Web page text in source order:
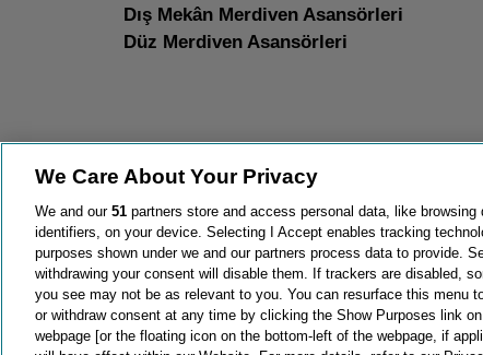
Dış Mekân Merdiven Asansörleri
Düz Merdiven Asansörleri
Koşullar ve Gizlilik Çerez Politikası Çerez bilgisi
We Care About Your Privacy
We and our 51 partners store and access personal data, like browsing
identifiers, on your device. Selecting I Accept enables tracking
purposes shown under we and our partners process data to provide.
withdrawing your consent will disable them. If trackers are disabled,
you see may not be as relevant to you. You can resurface this menu
or withdraw consent at any time by clicking the Show Purposes link
webpage [or the floating icon on the bottom-left of the webpage, if